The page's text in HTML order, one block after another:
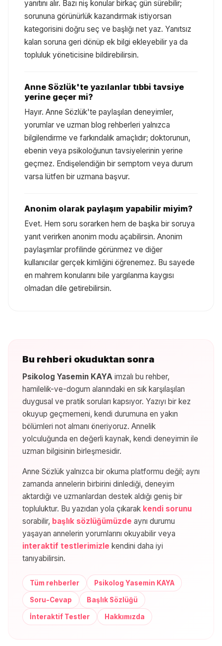
yanıtını alır. Bazı niş konular birkaç gün sürebilir;
sorununa görünürlük kazandırmak istiyorsan
kategorisini doğru seç ve başlığı net yaz. Yanıtsız
kalan soruna geri dönüp ek bilgi ekleyebilir ya da
topluluk yöneticisine bildirebilirsin.
Anne Sözlük'te yazılanlar tıbbi tavsiye
yerine geçer mi?
Hayır. Anne Sözlük'te paylaşılan deneyimler,
yorumlar ve uzman blog rehberleri yalnızca
bilgilendirme ve farkındalık amaçlıdır; doktorunun,
ebenin veya psikoloğunun tavsiyelerinin yerine
geçmez. Endişelendiğin bir semptom veya durum
varsa lütfen bir uzmana başvur.
Anonim olarak paylaşım yapabilir miyim?
Evet. Hem soru sorarken hem de başka bir soruya
yanıt verirken anonim modu açabilirsin. Anonim
paylaşımlar profilinde görünmez ve diğer
kullanıcılar gerçek kimliğini öğrenemez. Bu sayede
en mahrem konularını bile yargılanma kaygısı
olmadan dile getirebilirsin.
Bu rehberi okuduktan sonra
Psikolog Yasemin KAYA imzalı bu rehber,
hamilelik-ve-dogum alanındaki en sık karşılaşılan
duygusal ve pratik soruları kapsıyor. Yazıyı bir kez
okuyup geçmemeni, kendi durumuna en yakın
bölümleri not almanı öneriyoruz. Annelik
yolculuğunda en değerli kaynak, kendi deneyimin ile
uzman bilgisinin birleşmesidir.
Anne Sözlük yalnızca bir okuma platformu değil; aynı
zamanda annelerin birbirini dinlediği, deneyim
aktardığı ve uzmanlardan destek aldığı geniş bir
topluluktur. Bu yazıdan yola çıkarak kendi sorunu
sorabilir, başlık sözlüğümüzde aynı durumu
yaşayan annelerin yorumlarını okuyabilir veya
interaktif testlerimizle kendini daha iyi
tanıyabilirsin.
Tüm rehberler Psikolog Yasemin KAYA
Soru-Cevap Başlık Sözlüğü
İnteraktif Testler Hakkımızda